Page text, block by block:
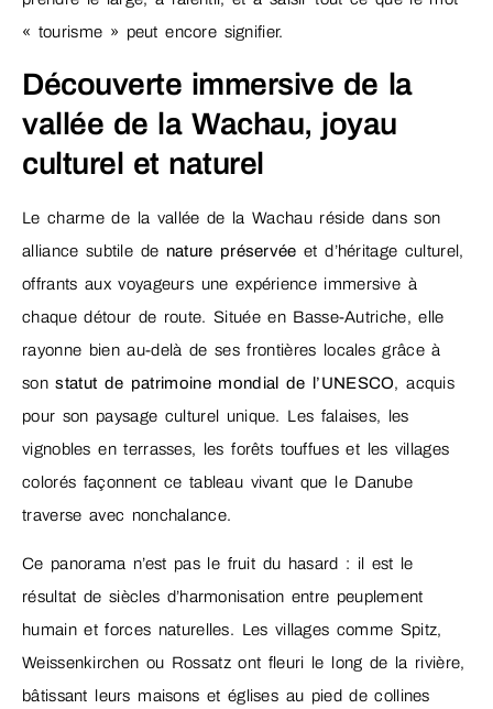
« tourisme » peut encore signifier.
Découverte immersive de la
vallée de la Wachau, joyau
culturel et naturel
Le charme de la vallée de la Wachau réside dans son
alliance subtile de nature préservée et d’héritage culturel,
offrants aux voyageurs une expérience immersive à
chaque détour de route. Située en Basse-Autriche, elle
rayonne bien au-delà de ses frontières locales grâce à
sonstatut de patrimoine mondial de l’UNESCO, acquis
pour son paysage culturel unique. Les falaises, les
vignobles en terrasses, les forêts touffues et les villages
colorés façonnent ce tableau vivant que le Danube
traverse avec nonchalance.
Ce panorama n’est pas le fruit du hasard : il est le
résultat de siècles d’harmonisation entre peuplement
humain et forces naturelles. Les villages comme Spitz,
Weissenkirchen ou Rossatz ont fleuri le long de la rivière,
bâtissant leurs maisons et églises au pied de collines